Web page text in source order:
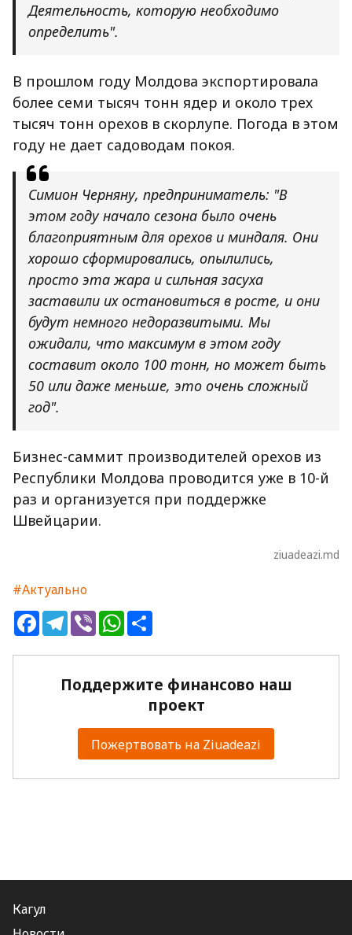
Деятельность, которую необходимо
определить".
В прошлом году Молдова экспортировала
более семи тысяч тонн ядер и около трех
тысяч тонн орехов в скорлупе. Погода в этом
году не дает садоводам покоя.
Симион Черняну, предприниматель: "В
этом году начало сезона было очень
благоприятным для орехов и миндаля. Они
хорошо сформировались, опылились,
просто эта жара и сильная засуха
заставили их остановиться в росте, и они
будут немного недоразвитыми. Мы
ожидали, что максимум в этом году
составит около 100 тонн, но может быть
50 или даже меньше, это очень сложный
год".
Бизнес-саммит производителей орехов из
Республики Молдова проводится уже в 10-й
раз и организуется при поддержке
Швейцарии.
ziuadeazi.md
#Актуально
FacebookTelegram
ViberWhatsApp
Поддержите финансово наш
проект
Пожертвовать на Ziuadeazi
Кагул